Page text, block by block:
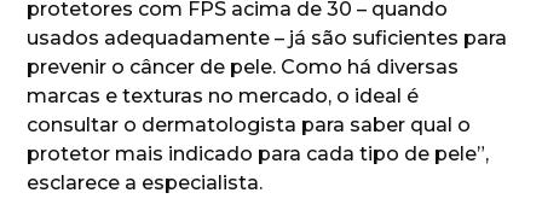
protetores com FPS acima de 30 – quando
usados adequadamente – já são suficientes para
prevenir o câncer de pele. Como há diversas
marcas e texturas no mercado, o ideal é
consultar o dermatologista para saber qual o
protetor mais indicado para cada tipo de pele”,
esclarece a especialista.